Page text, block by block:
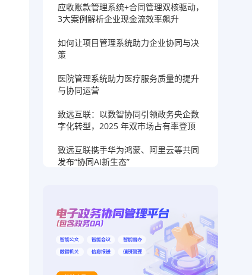
应收账款管理系统+合同管理双核驱动，
3大案例解析企业现金流效率飙升
如何让项目管理系统助力企业协同与决
策
医院管理系统助力医疗服务质量的提升
与协同运营
致远互联：以数智协同引领政务央企数
字化转型，2025 年双市场占有率登顶
致远互联携手华为鸿蒙、阿里云等共同
发布“协同AI新生态”